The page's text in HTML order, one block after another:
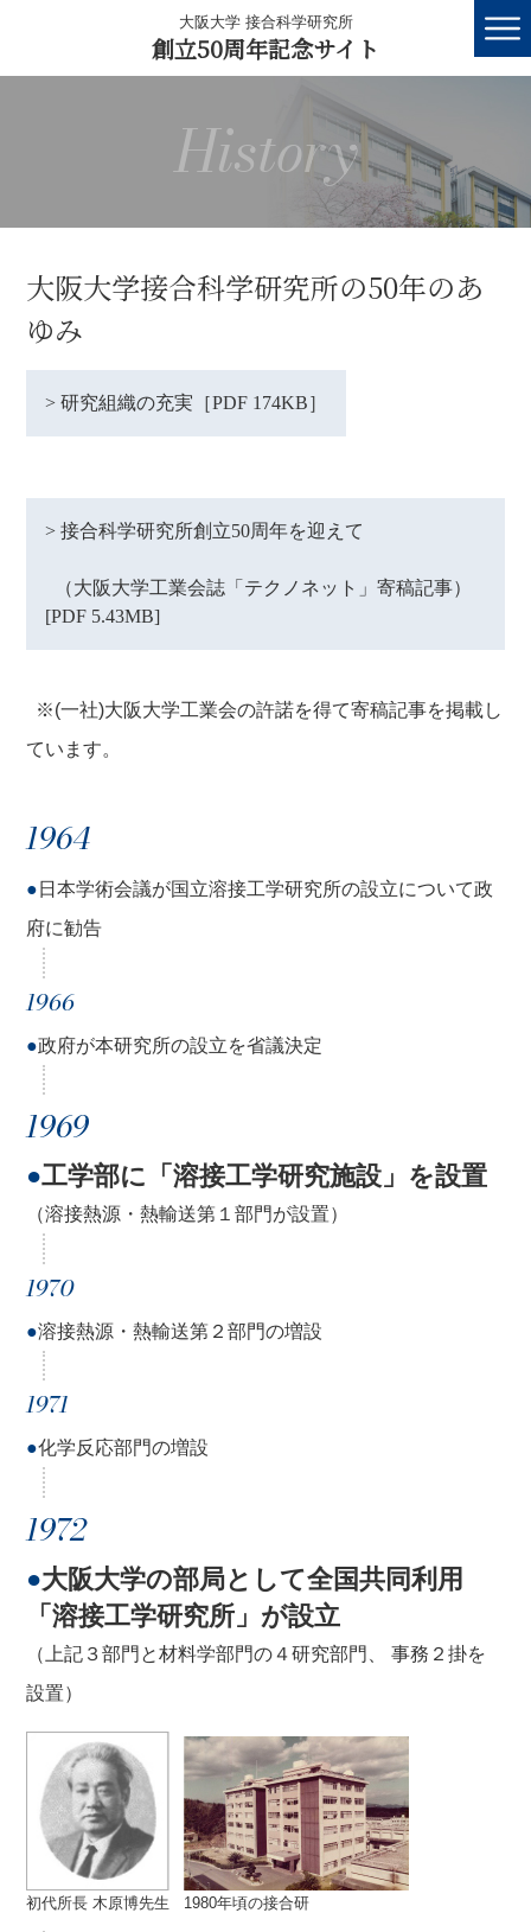
大阪大学 接合科学研究所
創立50周年記念サイト
History
大阪大学接合科学研究所の50年のあ
ゆみ
> 研究組織の充実［PDF 174KB］
> 接合科学研究所創立50周年を迎えて
（大阪大学工業会誌「テクノネット」寄稿記事）
[PDF 5.43MB]
※(一社)大阪大学工業会の許諾を得て寄稿記事を掲載し
ています。
1964
● 日本学術会議が国立溶接工学研究所の設立について政
府に勧告
1966
●政府が本研究所の設立を省議決定
1969
●工学部に「溶接工学研究施設」を設置
（溶接熱源・熱輸送第１部門が設置）
1970
●溶接熱源・熱輸送第２部門の増設
1971
●化学反応部門の増設
1972
●大阪大学の部局として全国共同利用
「溶接工学研究所」が設立
（上記３部門と材料学部門の４研究部門、 事務２掛を
設置）
初代所長 木原博先生 1980年頃の接合研